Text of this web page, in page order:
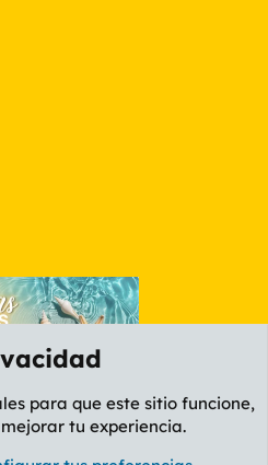
para que este sitio funcione,
tu experiencia.